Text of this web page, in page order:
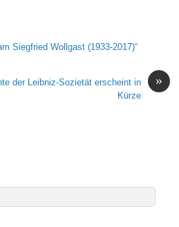
Siegfried Wollgast (1933-2017)“
»
der Leibniz-Sozietät erscheint in
Kürze